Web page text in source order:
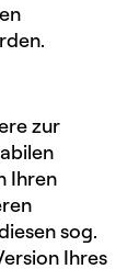
zur
Ihren
sog.
Ihres